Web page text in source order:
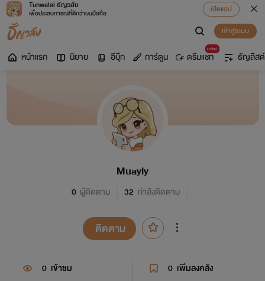
Tunwalai ธัญวลัย
เพื่อประสบการณ์ที่ดีกว่าบนมือถือ
เปิดแอป
เข้าสู่ระบบ
หน้าแรก นิยาย อีบุ๊ก การ์ตูน
มาใหม่
ดรีมแชท ธัญลิสต์
Muayly
0 ผู้ติดตาม 32 กำลังติดตาม
ติดตาม
0 เข้าชม 0 เพิ่มลงคลัง